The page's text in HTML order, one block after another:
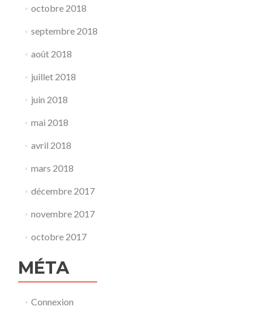
octobre 2018
septembre 2018
août 2018
juillet 2018
juin 2018
mai 2018
avril 2018
mars 2018
décembre 2017
novembre 2017
octobre 2017
MÉTA
Connexion